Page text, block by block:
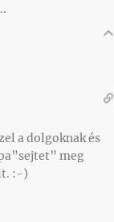
a dolgoknak és
meg
:-)